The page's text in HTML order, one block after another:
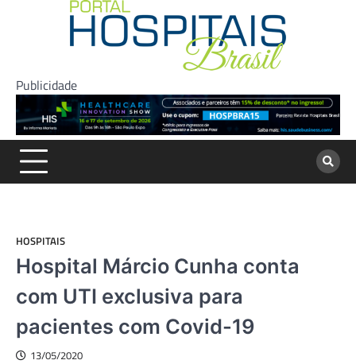
Publicidade
HOSPITAIS
Hospital Márcio Cunha conta
com UTI exclusiva para
pacientes com Covid-19
13/05/2020